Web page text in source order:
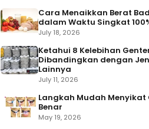
Cara Menaikkan Berat
dalam Waktu Singkat
July 18, 2026
Ketahui 8 Kelebihan
Dibandingkan dengan
Lainnya
July 11, 2026
Langkah Mudah Menyikat
Benar
May 19, 2026